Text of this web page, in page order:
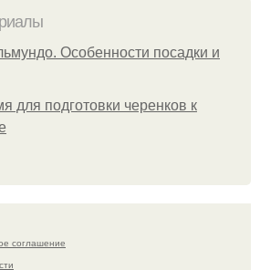
Особенности посадки и
для подготовки черенков к
соглашение